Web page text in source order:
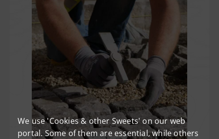
We use 'Cookies & other Sweets' on our web
portal. Some of them are essential, while others